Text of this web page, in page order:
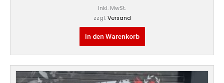
Inkl. MwSt.
zzgl. Versand
In den Warenkorb